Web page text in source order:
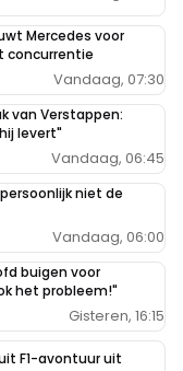
Mercedes voor
concurrentie
Vandaag, 07:30
van Verstappen:
levert"
Vandaag, 06:45
niet de
Vandaag, 06:00
buigen voor
het probleem!"
Gisteren, 16:15
F1-avontuur uit